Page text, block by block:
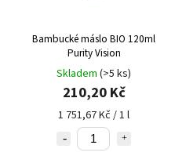
Bambucké máslo BIO 120ml
Purity Vision
Skladem (>5 ks)
210,20 Kč
1 751,67 Kč / 1 l